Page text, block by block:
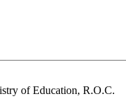
of Education, R.O.C.